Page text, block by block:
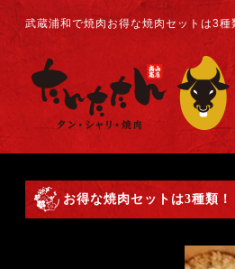
武蔵浦和で焼肉お得な焼肉セットは3
お得な焼肉セットは3種類